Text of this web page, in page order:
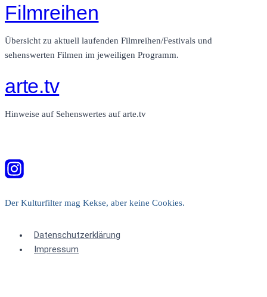
Filmreihen
Übersicht zu aktuell laufenden Filmreihen/Festivals und
sehenswerten Filmen im jeweiligen Programm.
arte.tv
Hinweise auf Sehenswertes auf arte.tv
Der Kulturfilter mag Kekse, aber keine Cookies.
Datenschutzerklärung
Impressum